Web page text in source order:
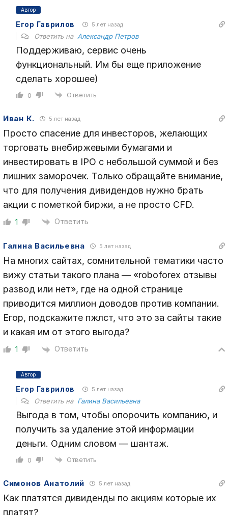
Автор
Егор Гаврилов 5 лет назад
Ответить на Александр Петров
Поддерживаю, сервис очень
функциональный. Им бы еще приложение
сделать хорошее)
0 Ответить
Иван К. 5 лет назад
Просто спасение для инвесторов, желающих
торговать внебиржевыми бумагами и
инвестировать в IPO с небольшой суммой и без
лишних заморочек. Только обращайте внимание,
что для получения дивидендов нужно брать
акции с пометкой биржи, а не просто CFD.
1 Ответить
Галина Васильевна 5 лет назад
На многих сайтах, сомнительной тематики часто
вижу статьи такого плана — «roboforex отзывы
развод или нет», где на одной странице
приводится миллион доводов против компании.
Егор, подскажите пжлст, что это за сайты такие
и какая им от этого выгода?
1 Ответить
Автор
Егор Гаврилов 5 лет назад
Ответить на Галина Васильевна
Выгода в том, чтобы опорочить компанию, и
получить за удаление этой информации
деньги. Одним словом — шантаж.
0 Ответить
Симонов Анатолий 5 лет назад
Как платятся дивиденды по акциям которые их
платят?